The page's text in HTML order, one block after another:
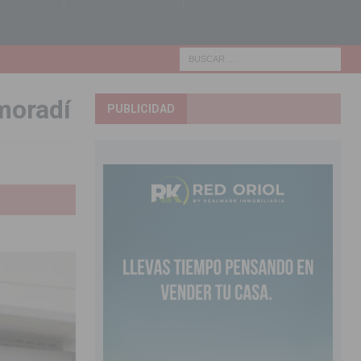
PUBLICIDAD